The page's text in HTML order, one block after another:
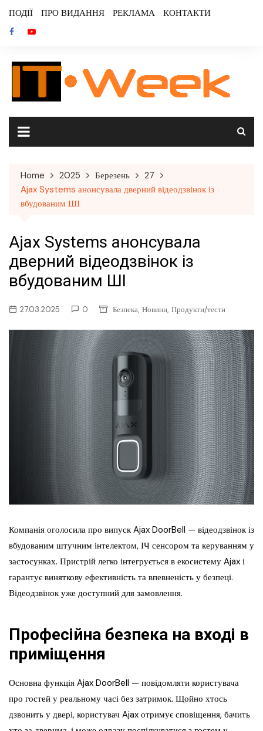
content
ПОДІЇ ПРО ВИДАННЯ РЕКЛАМА КОНТАКТИ
Home 2025 Березень
27
Ajax Systems анонсувала дверний відеодзвінок із
вбудованим ШІ
Ajax Systems анонсувала
дверний відеодзвінок із
вбудованим ШІ
27.03.2025 0 Безпека, Новини, Продукти/тести
Компанія оголосила про випуск Ajax DoorBell — відеодзвінок із
вбудованим штучним інтелектом, ІЧ сенсором та керуванням у
застосунках. Пристрій легко інтегрується в екосистему Ajax і
гарантує виняткову ефективність та впевненість у безпеці.
Відеодзвінок уже доступний для замовлення.
Професійна безпека на вході в
приміщення
Основна функція Ajax DoorBell — повідомляти користувача
про гостей у реальному часі без затримок. Щойно хтось
дзвонить у двері, користувач Ajax отримує сповіщення, бачить